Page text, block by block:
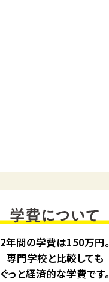
2年間の学費は150万円。
専門学校と比較しても
ぐっと経済的な学費です。